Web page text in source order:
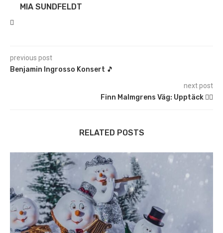
MIA SUNDFELDT
previous post
Benjamin Ingrosso Konsert 🎵
next post
Finn Malmgrens Väg: Upptäck 🚶‍♂️
RELATED POSTS